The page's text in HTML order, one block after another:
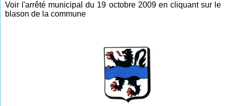
Voir l'arrêté municipal du 19 octobre 2009 en cliquant sur le
blason de la commune